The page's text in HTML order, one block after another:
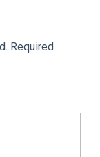
Required